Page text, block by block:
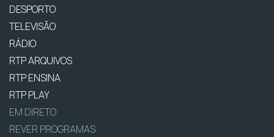
DESPORTO
TELEVISÃO
RÁDIO
RTP ARQUIVOS
RTP ENSINA
RTP PLAY
EM DIRETO
REVER PROGRAMAS